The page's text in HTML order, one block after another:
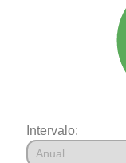
Intervalo: